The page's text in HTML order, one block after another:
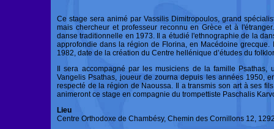
Ce stage sera animé par Vassilis Dimitropoulos, grand
mais chercheur et professeur reconnu en Grèce et à
danse traditionnelle en 1973. Il a étudié l'ethnographie de la
approfondie dans la région de Florina, en Macédoine
1982, date de la création du Centre hellénique d’études du
Il sera accompagné par les musiciens de la famille Psathas,
Vangelis Psathas, joueur de zourna depuis les années 1950,
respecté de la région de Naoussa. Il a transmis son art à ses
animeront ce stage en compagnie du trompettiste Paschalis
Lieu
Centre Orthodoxe de Chambésy, Chemin des Cornillons 12,